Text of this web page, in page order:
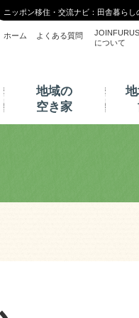
ニッポン移住・交流ナビ：田舎暮ら
ホーム よくある質問
について
地域の
空き家